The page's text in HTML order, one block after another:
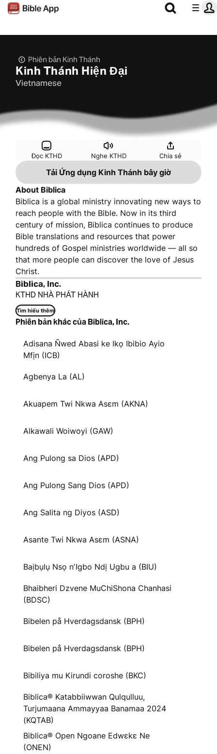
Phiên bản Kinh Thánh
Kinh Thánh Hiện Đại
Vietnamese
Đọc KTHD Nghe KTHD Chia sẻ
Tải Ứng dụng Kinh Thánh bây giờ
About Biblica
Biblica is a global ministry innovating new ways to
reach people with the Bible. Now in its third
century of mission, Biblica continues to produce
Bible translations and resources that power
hundreds of Gospel ministries worldwide — all so
that more people can discover the love of Jesus
Christ.
Biblica, Inc.
KTHD NHÀ PHÁT HÀNH
Tìm hiểu thêm
Phiên bản khác của Biblica, Inc.
Adisana Ñwed Abasi ke Ikọ Ibibio Ayio
Mfịn (ICB)
Agbenya La (AL)
Akuapem Twi Nkwa Asɛm (AKNA)
Alkawali Woiwoyi (GAW)
Ang Pulong sa Dios (APD)
Ang Pulong Sang Dios (APD)
Ang Salita ng Diyos (ASD)
Asante Twi Nkwa Asɛm (ASNA)
Baịbụlụ Nsọ nʼIgbo Ndị Ugbu a (BIU)
Bhaibheri Dzvene MuChiShona Chanhasi
(BDSC)
Bibelen på Hverdagsdansk (BPH)
Bibelen på Hverdagsdansk (BPH)
Bibiliya mu Kirundi coroshe (BKC)
Biblica® Katabbiiwwan Qulqulluu,
Turjumaana Ammayyaa Banamaa 2024
(KQTAB)
Biblica® Open Ngoane Edwɛkɛ Ne
(ONEN)